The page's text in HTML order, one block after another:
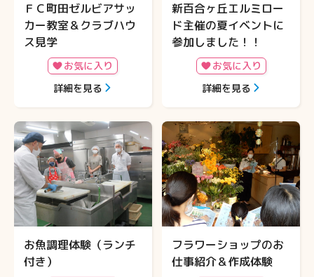
ＦＣ町田ゼルビアサッ
カー教室＆クラブハウ
ス見学
お気に入り
詳細を見る
新百合ヶ丘エルミロー
ド主催の夏イベントに
参加しました！！
お気に入り
詳細を見る
お魚調理体験（ランチ
付き）
フラワーショップのお
仕事紹介＆作成体験